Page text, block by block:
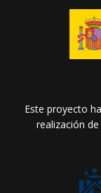
Este proyecto
realización